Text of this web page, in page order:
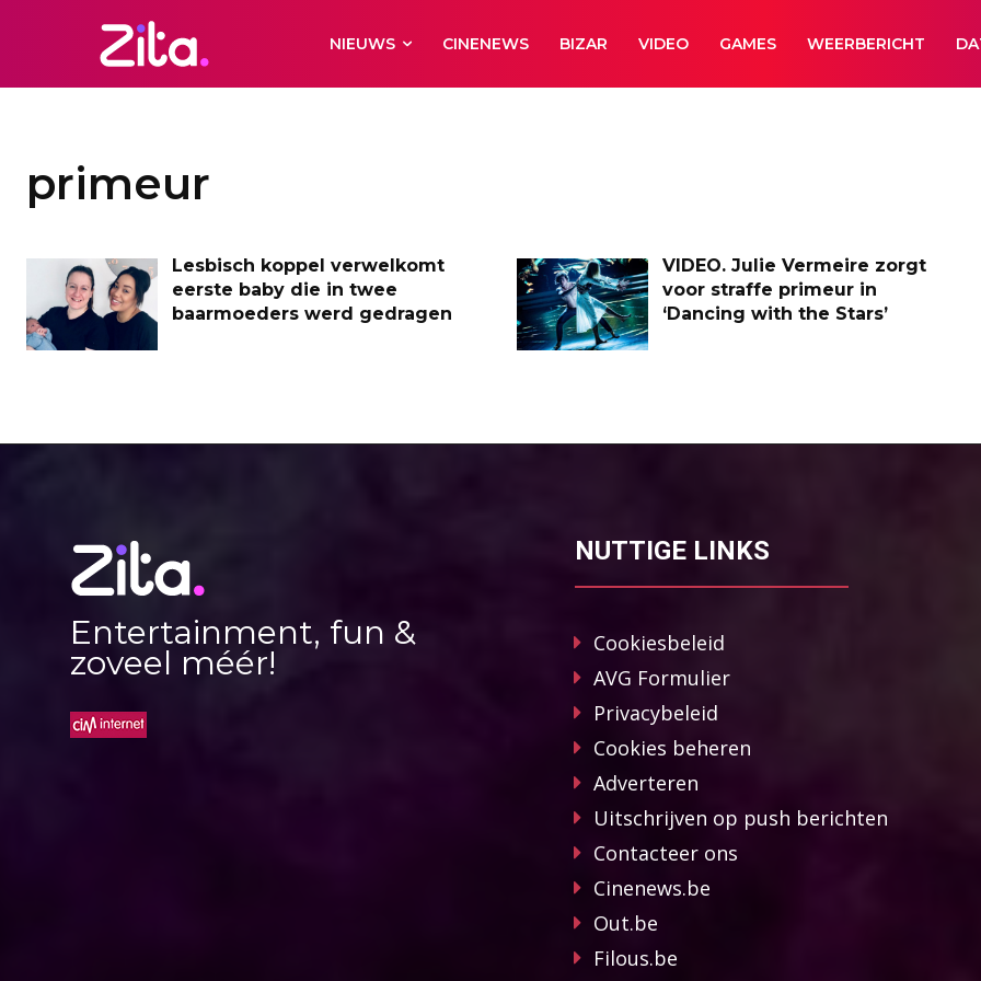
NIEUWS CINENEWS BIZAR VIDEO GAMES WEERBERICHT
primeur
Lesbisch koppel verwelkomt
eerste baby die in twee
baarmoeders werd gedragen
VIDEO. Julie Vermeire zorgt
voor straffe primeur in
‘Dancing with the Stars’
Entertainment, fun &
zoveel méér!
NUTTIGE LINKS
Cookiesbeleid
AVG Formulier
Privacybeleid
Cookies beheren
Adverteren
Uitschrijven op push berichten
Contacteer ons
Cinenews.be
Out.be
Filous.be